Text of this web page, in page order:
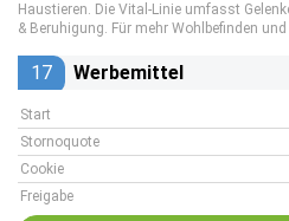
Haustieren. Die Vital-Linie umfasst
& Beruhigung. Für mehr Wohlbefinden
17 Werbemittel
Start
Stornoquote
Cookie
Freigabe